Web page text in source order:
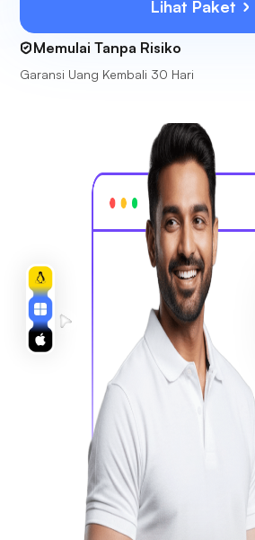
Lihat Paket
Memulai Tanpa Risiko
Garansi Uang Kembali 30 Hari